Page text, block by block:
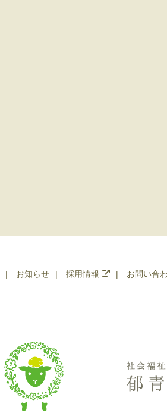
お知らせ 採用情報 お問い合